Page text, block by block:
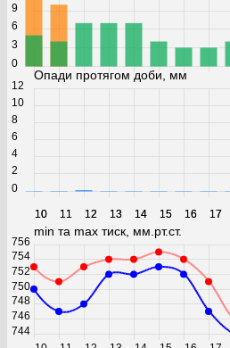
10 11 12 13 14 15 16 17
0
3
6
9
Опади протягом доби, мм
10 11 12 13 14 15 16 17
0
2
4
6
8
10
12
min та max тиск, мм.рт.ст.
744
746
748
750
752
754
756